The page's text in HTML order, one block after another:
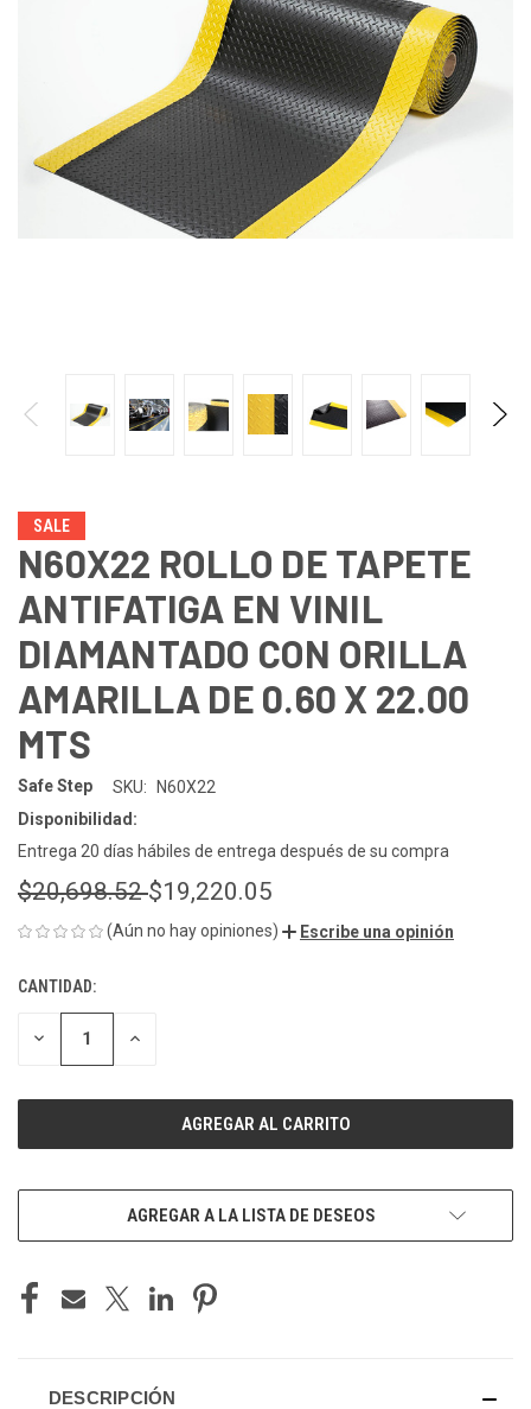
SALE
N60X22 ROLLO DE TAPETE
ANTIFATIGA EN VINIL
DIAMANTADO CON ORILLA
AMARILLA DE 0.60 X 22.00
MTS
Safe Step SKU:
N60X22
Disponibilidad:
Entrega 20 días hábiles de entrega después de su compra
$20,698.52$19,220.05
(Aún no hay opiniones) Escribe una opinión
EXISTENCIAS
ACTUALES:
CANTIDAD:
DISMINUIR
CANTIDAD
UNDEFINED
AUMENTAR
UNDEFINED
AGREGAR A LA LISTA DE DESEOS
DESCRIPCIÓN